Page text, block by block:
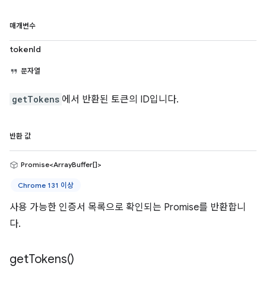
매개변수
tokenId
문자열
getTokens 에서 반환된 토큰의 ID입니다.
반환 값
Promise<ArrayBuffer[]>
Chrome 131 이상
사용 가능한 인증서 목록으로 확인되는 Promise를 반환합니
다.
getTokens()